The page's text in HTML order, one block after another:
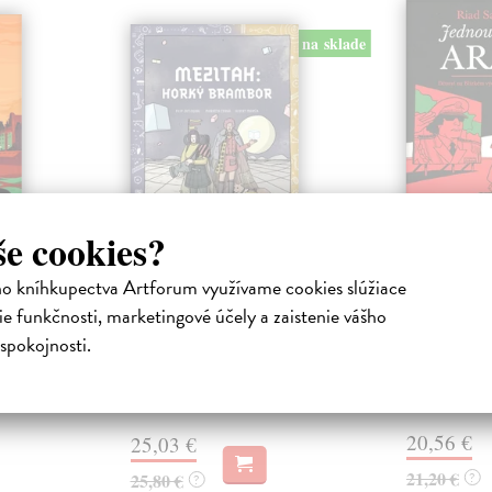
cookies?
kníhkupectva Artforum využívame cookies slúžiace
funkčnosti, marketingové účely a zaistenie vášho
Olivier
na sklade
Mezitah: Horký
brambor
Zatloukal Filip| Kniha
Poslední díl trilogie Mezitah.
25,03 €
25,80 € ?
Sattouf Riad
Detstvo na
20,56 €
21,20 € ?